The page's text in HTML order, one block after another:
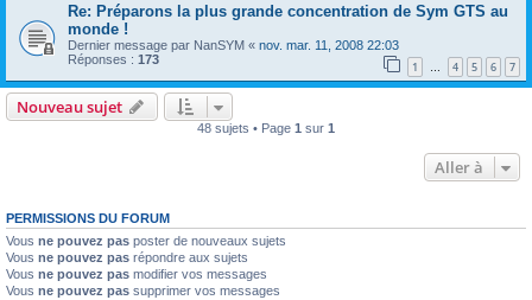
Re: Préparons la plus grande concentration de Sym GTS au
monde !
Dernier message par NanSYM « nov. mar. 11, 2008 22:03
Réponses : 173 1 4 5 6 7
Nouveau sujet
48 sujets • Page 1 sur 1
Aller à
PERMISSIONS DU FORUM
Vous ne pouvez pas poster de nouveaux sujets
Vous ne pouvez pas répondre aux sujets
Vous ne pouvez pas modifier vos messages
Vous ne pouvez pas supprimer vos messages